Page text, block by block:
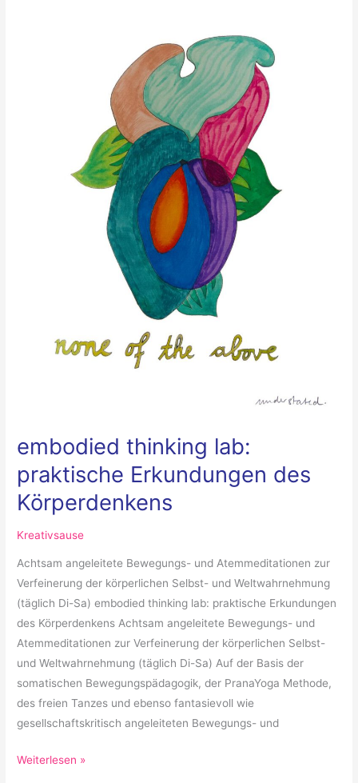
embodied thinking lab:
praktische Erkundungen des
Körperdenkens
Kreativsause
Achtsam angeleitete Bewegungs- und Atemmeditationen zur
Verfeinerung der körperlichen Selbst- und Weltwahrnehmung
(täglich Di-Sa) embodied thinking lab: praktische Erkundungen
des Körperdenkens Achtsam angeleitete Bewegungs- und
Atemmeditationen zur Verfeinerung der körperlichen Selbst-
und Weltwahrnehmung (täglich Di-Sa) Auf der Basis der
somatischen Bewegungspädagogik, der PranaYoga Methode,
des freien Tanzes und ebenso fantasievoll wie
gesellschaftskritisch angeleiteten Bewegungs- und
Weiterlesen »